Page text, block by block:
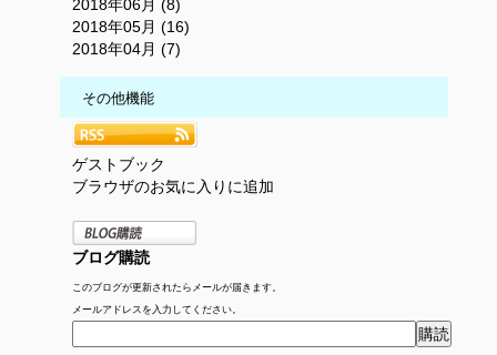
2018年06月 (8)
2018年05月 (16)
2018年04月 (7)
その他機能
ゲストブック
ブラウザのお気に入りに追加
ブログ購読
このブログが更新されたらメールが届きます。
メールアドレスを入力してください。